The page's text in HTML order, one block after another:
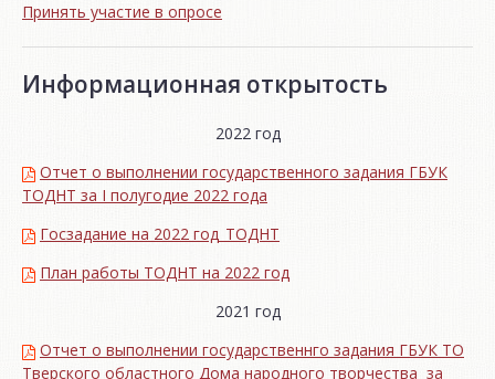
Принять участие в опросе
Информационная открытость
2022 год
Отчет о выполнении государственного задания ГБУК
ТОДНТ за I полугодие 2022 года
Госзадание на 2022 год_ТОДНТ
План работы ТОДНТ на 2022 год
2021 год
Отчет о выполнении государственнго задания ГБУК ТО
Тверского областного Дома народного творчества за